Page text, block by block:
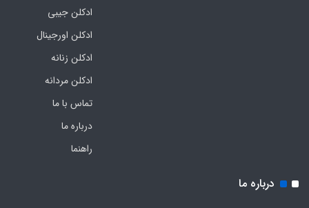
ادکلن جیبی
ادکلن اورجینال
ادکلن زنانه
ادکلن مردانه
تماس با ما
درباره ما
راهنما
درباره ما